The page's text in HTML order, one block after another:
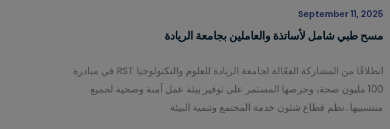
September 11, 2025
مسح طبي شامل لأساتذة والعاملين بجامعة الريادة
انطلاقًا من المشاركة الفعّالة لجامعة الريادة للعلوم والتكنولوجيا RST في مبادرة
100 مليون صحة، وحرصها المستمر على توفير بيئة عمل آمنة وصحية لجميع
منتسبيها…نظم قطاع شئون خدمة المجتمع وتنمية البيئة